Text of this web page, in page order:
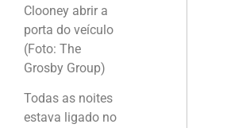
Clooney abrir a
porta do veículo
(Foto: The
Grosby Group)
Todas as noites
estava ligado no